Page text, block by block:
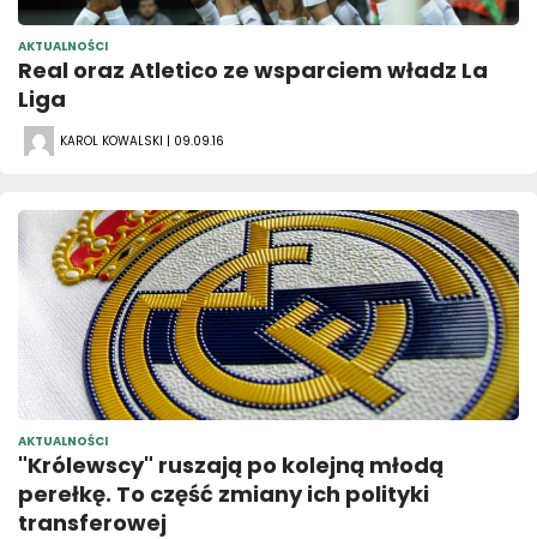
AKTUALNOŚCI
Real oraz Atletico ze wsparciem władz La
Liga
KAROL KOWALSKI | 09.09.16
AKTUALNOŚCI
"Królewscy" ruszają po kolejną młodą
perełkę. To część zmiany ich polityki
transferowej